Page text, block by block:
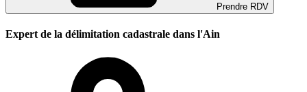
Prendre RDV
Expert de la délimitation cadastrale dans l'Ain